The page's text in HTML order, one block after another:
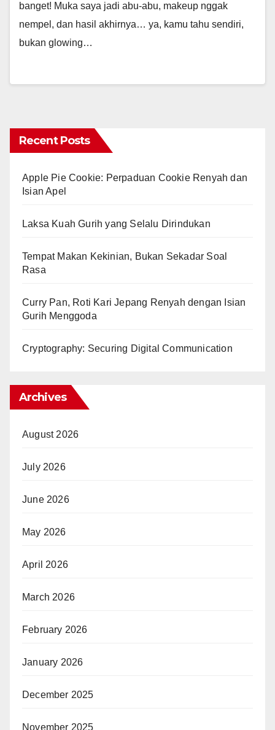
banget! Muka saya jadi abu-abu, makeup nggak
nempel, dan hasil akhirnya… ya, kamu tahu sendiri,
bukan glowing…
Recent Posts
Apple Pie Cookie: Perpaduan Cookie Renyah dan
Isian Apel
Laksa Kuah Gurih yang Selalu Dirindukan
Tempat Makan Kekinian, Bukan Sekadar Soal
Rasa
Curry Pan, Roti Kari Jepang Renyah dengan Isian
Gurih Menggoda
Cryptography: Securing Digital Communication
Archives
August 2026
July 2026
June 2026
May 2026
April 2026
March 2026
February 2026
January 2026
December 2025
November 2025